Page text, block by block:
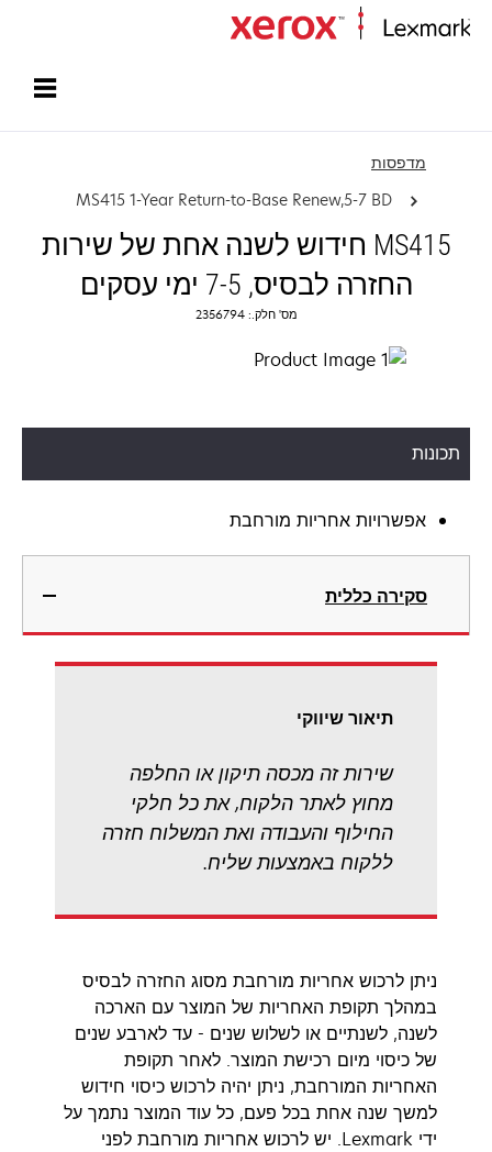
מדפסות
MS415 1-Year Return-to-Base Renew,5-7 BD
MS415 חידוש לשנה אחת של שירות
החזרה לבסיס, 7-5 ימי עסקים
מס' חלק.: 2356794
תכונות
אפשרויות אחריות מורחבת
סקירה כללית
תיאור שיווקי
שירות זה מכסה תיקון או החלפה
מחוץ לאתר הלקוח, את כל חלקי
החילוף והעבודה ואת המשלוח חזרה
ללקוח באמצעות שליח.
ניתן לרכוש אחריות מורחבת מסוג החזרה לבסיס
במהלך תקופת האחריות של המוצר עם הארכה
לשנה, לשנתיים או לשלוש שנים - עד לארבע שנים
של כיסוי מיום רכישת המוצר. לאחר תקופת
האחריות המורחבת, ניתן יהיה לרכוש כיסוי חידוש
למשך שנה אחת בכל פעם, כל עוד המוצר נתמך על
ידי Lexmark. יש לרכוש אחריות מורחבת לפני